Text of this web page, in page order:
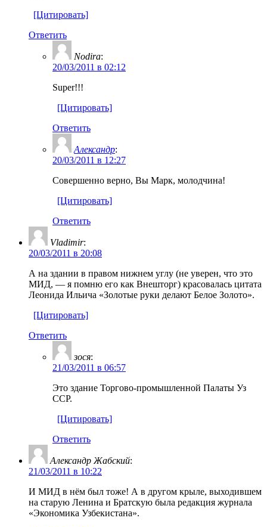
[Цитировать]
Ответить
Nodira:
20/03/2011 в 02:12
Super!!!
[Цитировать]
Ответить
Александр:
20/03/2011 в 12:27
Совершенно верно, Вы Марк, молодчина!
[Цитировать]
Ответить
Vladimir:
20/03/2011 в 20:08
А на здании в правом нижнем углу (не уверен, что это
МИД, — я помню его как Внешторг) красовалась цитата
Леонида Ильича «Золотые руки делают Белое Золото».
[Цитировать]
Ответить
зося:
21/03/2011 в 06:57
Это здание Торгово-промышленной Палаты Уз
ССР.
[Цитировать]
Ответить
Александр Жабский:
21/03/2011 в 10:22
И МИД в нём был тоже! А в другом крыле, выходившем
на старую Ленина и Братскую была редакция журнала
«Экономика Узбекистана».